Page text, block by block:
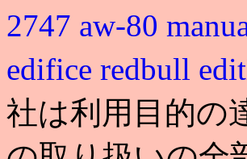
2747 aw-80
edifice redbull
社は利用目的の